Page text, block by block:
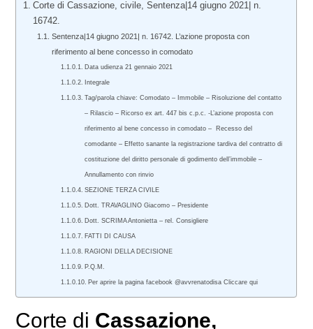
Corte di Cassazione, civile, Sentenza|14 giugno 2021| n.
16742.
Sentenza|14 giugno 2021| n. 16742. L’azione proposta con
riferimento al bene concesso in comodato
Data udienza 21 gennaio 2021
Integrale
Tag/parola chiave: Comodato – Immobile – Risoluzione del contatto
– Rilascio – Ricorso ex art. 447 bis c.p.c. -L’azione proposta con
riferimento al bene concesso in comodato – Recesso del
comodante – Effetto sanante la registrazione tardiva del contratto di
costituzione del diritto personale di godimento dell’immobile –
Annullamento con rinvio
SEZIONE TERZA CIVILE
Dott. TRAVAGLINO Giacomo – Presidente
Dott. SCRIMA Antonietta – rel. Consigliere
FATTI DI CAUSA
RAGIONI DELLA DECISIONE
P.Q.M.
Per aprire la pagina facebook @avvrenatodisa Cliccare qui
Corte di Cassazione,